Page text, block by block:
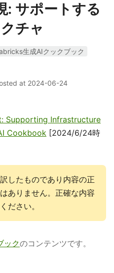
: サポートする
チャ
生成AIクックブック
at 2024-06-24
Supporting Infrastructure
Cookbook [2024/6/24時
したものであり内容の正
ありません。正確な内容
ださい。
ックのコンテンツです。